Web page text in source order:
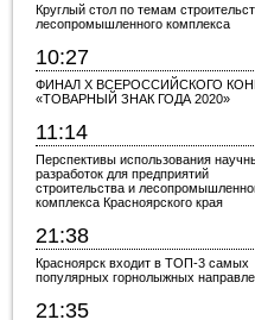
Круглый стол по темам
лесопромышленного комплекса
10:27
ФИНАЛ X ВСЕРОССИЙСКОГО
«ТОВАРНЫЙ ЗНАК ГОДА 2020»
11:14
Перспективы использования
разработок для предприятий
строительства и
комплекса Красноярского края
21:38
Красноярск входит в ТОП-3 самых
популярных горнолыжных
21:35